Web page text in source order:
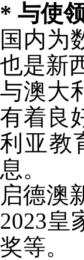
* 与使
国内为
也是新
与澳大
有着良
利亚教
息。
启德澳
2023皇
奖等。